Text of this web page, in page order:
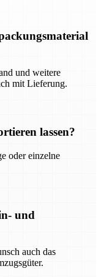
und weitere
mit Lieferung.
lassen?
oder einzelne
und
auch das